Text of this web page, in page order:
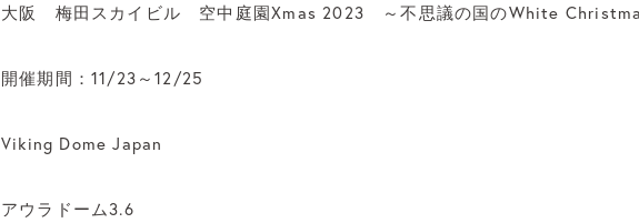
大阪 梅田スカイビル 空中庭園Xmas 2023 ～不思議の国のWhite
開催期間：11/23～12/25
Viking Dome Japan
アウラドーム3.6